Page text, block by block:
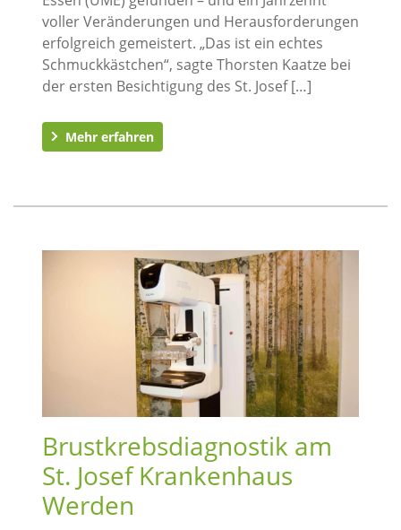
voller Veränderungen und Herausforderungen
erfolgreich gemeistert. „Das ist ein echtes
Schmuckkästchen“, sagte Thorsten Kaatze bei
der ersten Besichtigung des St. Josef […]
Mehr erfahren
Brustkrebsdiagnostik am
St. Josef Krankenhaus
Werden